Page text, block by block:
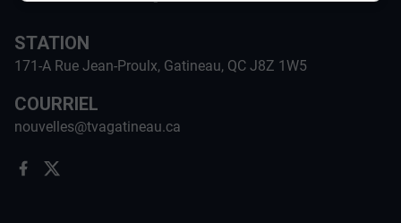
STATION
171-A Rue Jean-Proulx, Gatineau, QC J8Z 1W5
COURRIEL
nouvelles@tvagatineau.ca